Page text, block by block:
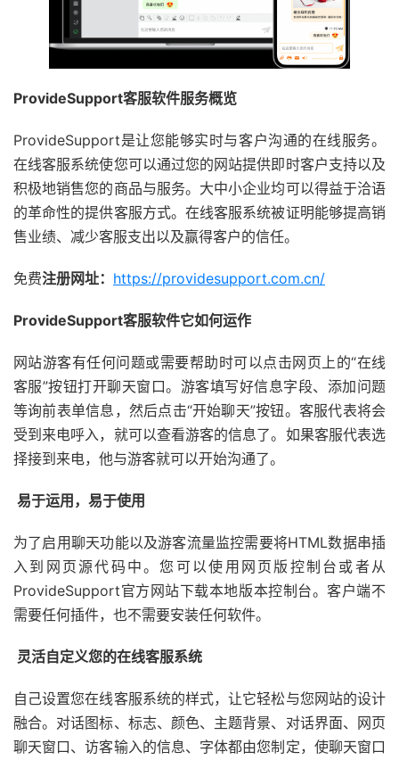
ProvideSupport客服软件服务概览
ProvideSupport是让您能够实时与客户沟通的在线服务。
在线客服系统使您可以通过您的网站提供即时客户支持以及
积极地销售您的商品与服务。大中小企业均可以得益于洽语
的革命性的提供客服方式。在线客服系统被证明能够提高销
售业绩、减少客服支出以及赢得客户的信任。
免费注册网址： https://providesupport.com.cn/
ProvideSupport客服软件它如何运作
网站游客有任何问题或需要帮助时可以点击网页上的“在线
客服”按钮打开聊天窗口。游客填写好信息字段、添加问题
等询前表单信息，然后点击“开始聊天”按钮。客服代表将会
受到来电呼入，就可以查看游客的信息了。如果客服代表选
择接到来电，他与游客就可以开始沟通了。
易于运用，易于使用
为了启用聊天功能以及游客流量监控需要将HTML数据串插
入到网页源代码中。您可以使用网页版控制台或者从
ProvideSupport官方网站下载本地版本控制台。客户端不
需要任何插件，也不需要安装任何软件。
灵活自定义您的在线客服系统
自己设置您在线客服系统的样式，让它轻松与您网站的设计
融合。对话图标、标志、颜色、主题背景、对话界面、网页
聊天窗口、访客输入的信息、字体都由您制定，使聊天窗口